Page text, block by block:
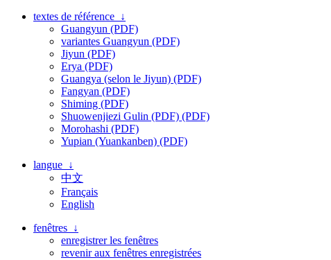
textes de référence ↓
Guangyun (PDF)
variantes Guangyun (PDF)
Jiyun (PDF)
Erya (PDF)
Guangya (selon le Jiyun) (PDF)
Fangyan (PDF)
Shiming (PDF)
Shuowenjiezi Gulin (PDF) (PDF)
Morohashi (PDF)
Yupian (Yuankanben) (PDF)
langue ↓
中文
Français
English
fenêtres ↓
enregistrer les fenêtres
revenir aux fenêtres enregistrées